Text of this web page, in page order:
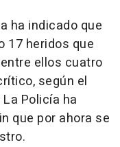
ha indicado que
17 heridos que
ellos cuatro
según el
Policía ha
que por ahora se